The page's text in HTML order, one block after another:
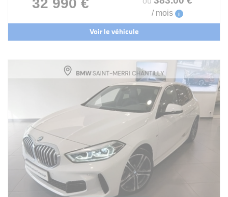
32 990 €
/ mois i
Voir le véhicule